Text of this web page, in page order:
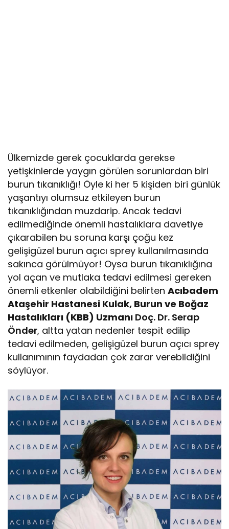
Ülkemizde gerek çocuklarda gerekse
yetişkinlerde yaygın görülen sorunlardan biri
burun tıkanıklığı! Öyle ki her 5 kişiden biri günlük
yaşantıyı olumsuz etkileyen burun
tıkanıklığından muzdarip. Ancak tedavi
edilmediğinde önemli hastalıklara davetiye
çıkarabilen bu soruna karşı çoğu kez
gelişigüzel burun açıcı sprey kullanılmasında
sakınca görülmüyor! Oysa burun tıkanıklığına
yol açan ve mutlaka tedavi edilmesi gereken
önemli etkenler olabildiğini belirtenAcıbadem
Ataşehir Hastanesi Kulak, Burun ve Boğaz
Hastalıkları (KBB) Uzmanı Doç. Dr. Serap
Önder, altta yatan nedenler tespit edilip
tedavi edilmeden, gelişigüzel burun açıcı sprey
kullanımının faydadan çok zarar verebildiğini
söylüyor.